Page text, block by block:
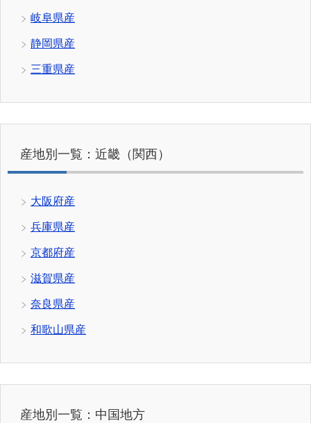
岐阜県産
静岡県産
三重県産
産地別一覧：近畿（関西）
大阪府産
兵庫県産
京都府産
滋賀県産
奈良県産
和歌山県産
産地別一覧：中国地方